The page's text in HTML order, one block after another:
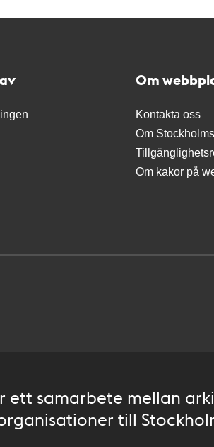
Om
Kontakta oss
Om
Om kakor på
ett samarbete mellan
till